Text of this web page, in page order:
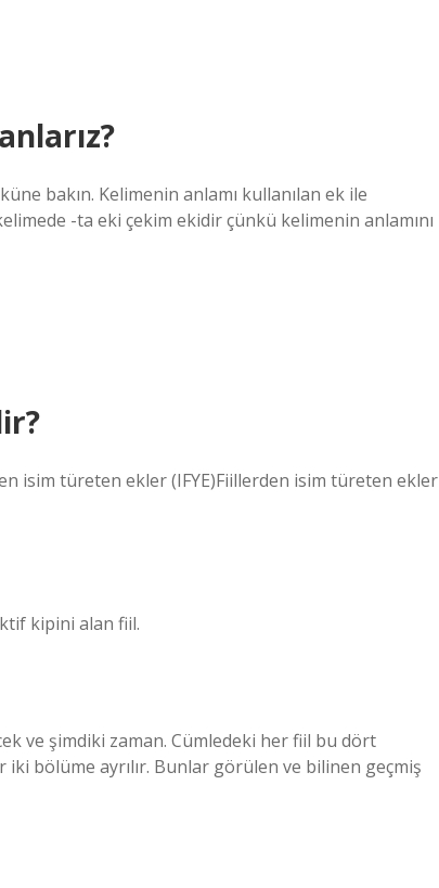
bakın. Kelimenin anlamı kullanılan ek ile
-ta eki çekim ekidir çünkü kelimenin anlamını
isim türeten ekler (IFYE)Fiillerden isim türeten ekler
kipini alan fiil.
ve şimdiki zaman. Cümledeki her fiil bu dört
bölüme ayrılır. Bunlar görülen ve bilinen geçmiş